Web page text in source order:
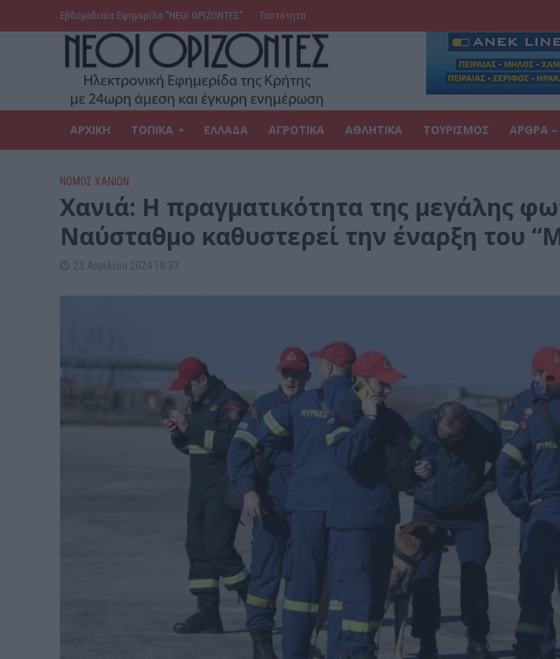
Εβδομαδιαία Εφημερίδα ‘’ΝΕΟΙ ΟΡΙΖΟΝΤΕΣ’’ Ταυτότητα
ΑΡΧΙΚΗ ΤΟΠΙΚΑ ΕΛΛΑΔΑ ΑΓΡΟΤΙΚΑ ΑΘΛΗΤΙΚΑ ΤΟΥΡΙΣΜΟΣ ΑΡΘΡΑ –
ΝΟΜΌΣ ΧΑΝΊΩΝ
Χανιά: Η πραγματικότητα της μεγάλης
Ναύσταθμο καθυστερεί την έναρξη του
23 Απριλίου 2024 10:37